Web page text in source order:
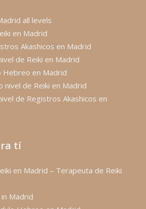
all levels
en Madrid
Akashicos en Madrid
de Reiki en Madrid
Hebreo en Madrid
nivel de Reiki en Madrid
de Registros Akashicos en
tí
en Madrid – Terapeuta de Reiki
Madrid